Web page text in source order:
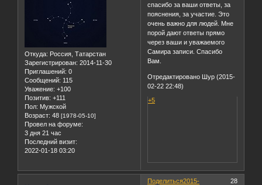
Откуда: Россия, Татарстан
Зарегистрирован: 2014-11-30
Приглашений: 0
Сообщений: 115
Уважение: +100
Позитив: +111
Пол: Мужской
Возраст: 48 [1978-05-10]
Провел на форуме:
3 дня 21 час
Последний визит:
2022-01-18 03:20
спасибо за ваши ответы, за
пояснения, за участие. Это
очень важно для людей. Мне
порой дают ответы прямо
через ваши и уважаемого
Самира записи. Спасибо
Вам.
Отредактировано Шур (2015-
02-22 22:48)
+5
Поделиться 28
2015-